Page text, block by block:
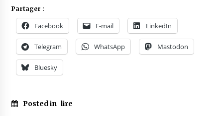
Partager :
Facebook E-mail LinkedIn
Telegram WhatsApp Mastodon
Bluesky
Posted in lire